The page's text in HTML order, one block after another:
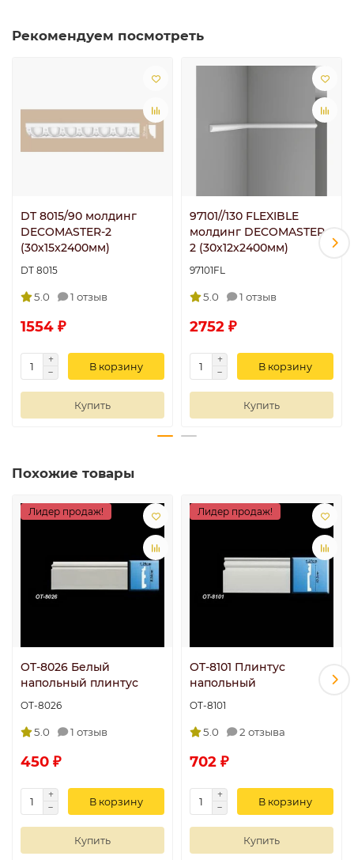
Рекомендуем посмотреть
DT 8015/90 молдинг
DECOMASTER-2
(30х15x2400мм)
DT 8015
5.0 1 отзыв
1554 ₽
В корзину
Купить
97101//130 FLEXIBLE
молдинг DECOMASTER-
2 (30х12х2400мм)
97101FL
5.0 1 отзыв
2752 ₽
В корзину
Купить
Похожие товары
Лидер продаж!
OT-8026 Белый
напольный плинтус
OT-8026
5.0 1 отзыв
450 ₽
В корзину
Купить
Лидер продаж!
OT-8101 Плинтус
напольный
OT-8101
5.0 2 отзыва
702 ₽
В корзину
Купить